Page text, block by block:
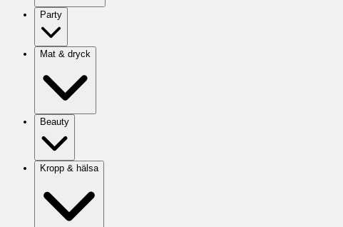
Party
Mat & dryck
Beauty
Kropp & hälsa